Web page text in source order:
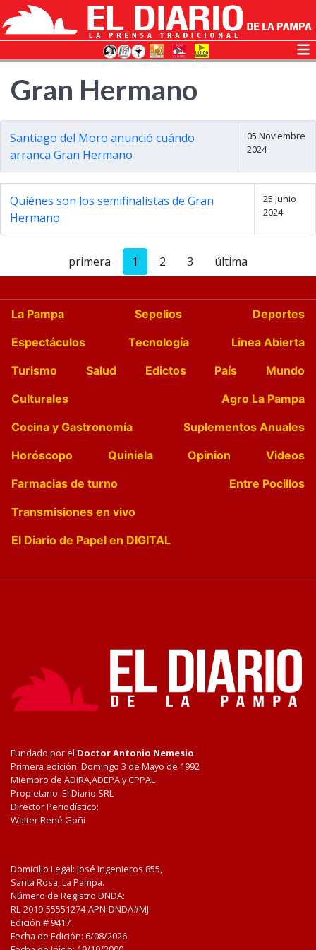
Gran Hermano
Santiago del Moro anunció cuándo
arranca Gran Hermano
05 Noviembre
2024
Quiénes son los semifinalistas de Gran
Hermano
25 Junio
2024
primera 1 2 3 última
La Pampa Sepelios
Deportes
Espectáculos
Tecnología
Linea Abierta
Turismo
Salud Edictos País
Mundo
Culturales
Agro La Pampa
Cocina y Gastronomía
Suplementos Anuales
Horóscopo
Quiniela Opinion
Videos
Farmacias de turno
Entre Pocillos
Transmisiones en vivo
El Diario de Papel en DIGITAL
Fundado por el Doctor Antonio Nemesio
Primera edición: Domingo 3 de Mayo de 1992
Miembro de ADIRA,ADEPA y CPPAL
Propietario: El Diario SRL
Director Periodístico:
Walter René Goñi
Domicilio Legal: José Ingenieros 855,
Santa Rosa, La Pampa.
Número de Registro DNDA:
RL-2019-55551274-APN-DNDA#MJ
Edición # 9417
Fecha de Edición: 6/08/2026